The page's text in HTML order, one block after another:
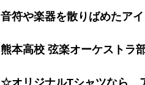
音符や楽器を散りばめたア
熊本高校 弦楽オーケストラ
☆オリジナルTシャツなら、